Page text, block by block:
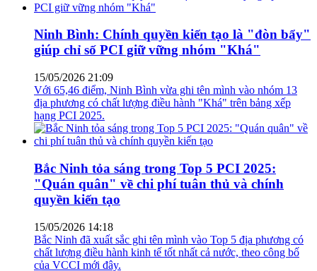
giúp chỉ số PCI giữ vững nhóm "Khá"
15/05/2026 21:09
Với 65,46 điểm, Ninh Bình vừa ghi tên mình vào nhóm 13
hạng PCI 2025.
Bắc Ninh tỏa sáng trong Top 5 PCI 2025:
"Quán quân" về chi phí tuân thủ và chính
quyền kiến tạo
15/05/2026 14:18
Bắc Ninh đã xuất sắc ghi tên mình vào Top 5 địa phương có
của VCCI mới đây.